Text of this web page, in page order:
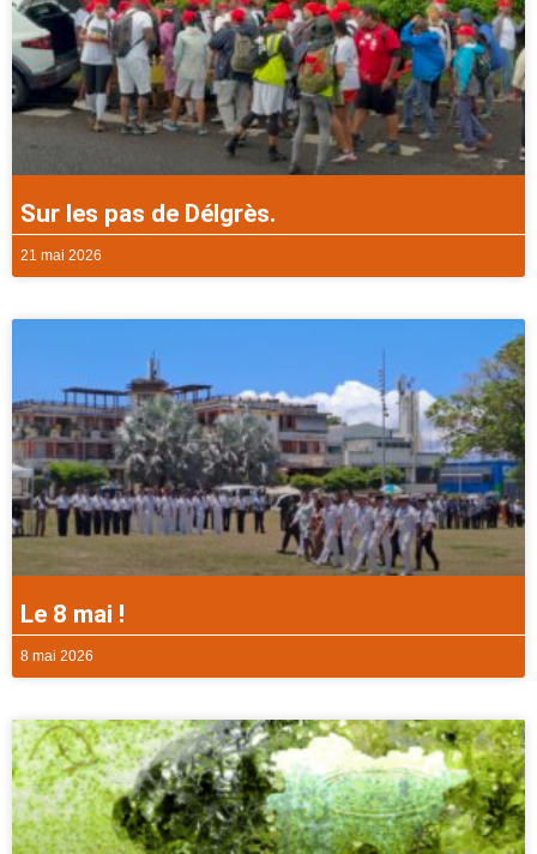
Sur les pas de Délgrès.
21 mai 2026
Le 8 mai !
8 mai 2026